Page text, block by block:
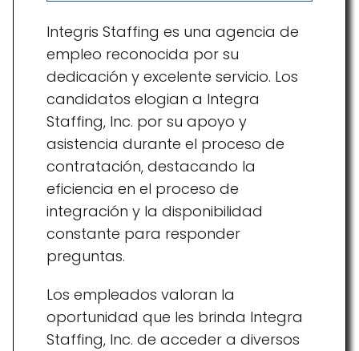
Integris Staffing es una agencia de
empleo reconocida por su
dedicación y excelente servicio. Los
candidatos elogian a Integra
Staffing, Inc. por su apoyo y
asistencia durante el proceso de
contratación, destacando la
eficiencia en el proceso de
integración y la disponibilidad
constante para responder
preguntas.
Los empleados valoran la
oportunidad que les brinda Integra
Staffing, Inc. de acceder a diversos